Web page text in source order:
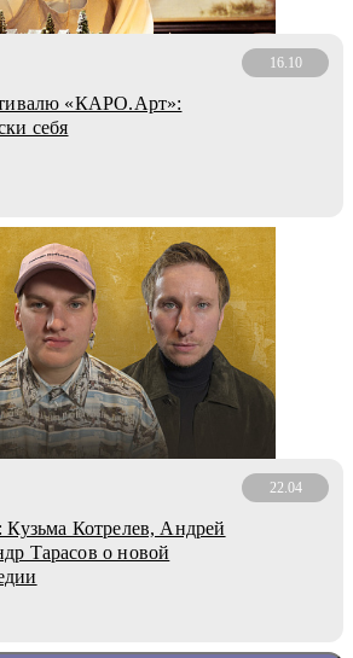
16.10
«КАРО.Арт»:
себя
22.04
Кузьма Котрелев, Андрей
Тарасов о новой